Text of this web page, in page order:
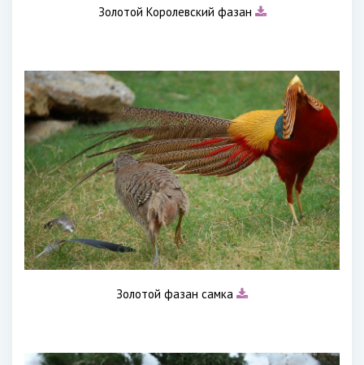
Золотой Королевский фазан
Золотой фазан самка